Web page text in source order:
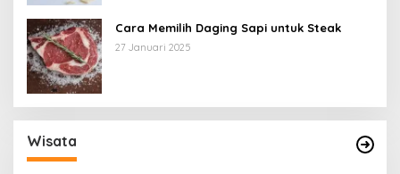
Cara Memilih Daging Sapi untuk Steak
27 Januari 2025
Wisata